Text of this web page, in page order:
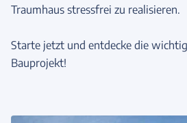
Traumhaus stressfrei zu realisieren.
Starte jetzt und entdecke die
Bauprojekt!